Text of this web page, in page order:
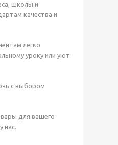
школы и
качества и
легко
уроку или уют
с выбором
для вашего
нас.